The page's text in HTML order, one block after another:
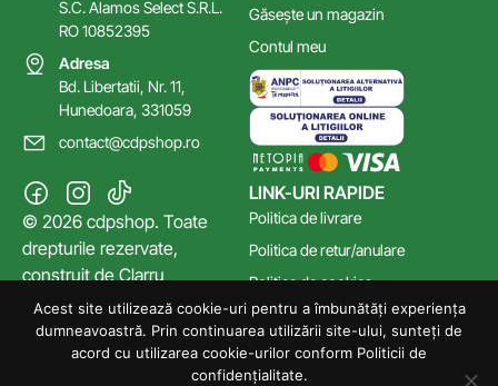
LINK-URI RAPIDE
Politica de livrare
Politica de retur/anulare
Politica de cookies
Poltica de confidențialitate
Termeni și Condiții
Găsește un magazin
Contul meu
S.C. Alamos Select S.R.L.
RO 10852395
Adresa
Bd. Libertatii, Nr. 11,
Hunedoara, 331059
contact@cdpshop.ro
© 2026 cdpshop. Toate
drepturile rezervate,
construit deClarru
Acest site utilizează cookie-uri pentru a îmbunătăți experiența
dumneavoastră. Prin continuarea utilizării site-ului, sunteți de
acord cu utilizarea cookie-urilor conform Politicii de
confidențialitate.